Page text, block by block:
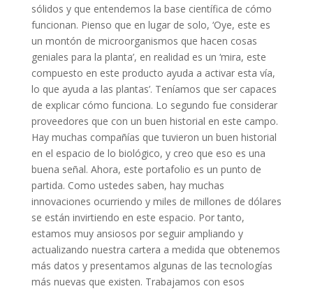
sólidos y que entendemos la base científica de cómo
funcionan. Pienso que en lugar de solo, ‘Oye, este es
un montón de microorganismos que hacen cosas
geniales para la planta’, en realidad es un ‘mira, este
compuesto en este producto ayuda a activar esta vía,
lo que ayuda a las plantas’. Teníamos que ser capaces
de explicar cómo funciona. Lo segundo fue considerar
proveedores que con un buen historial en este campo.
Hay muchas compañías que tuvieron un buen historial
en el espacio de lo biológico, y creo que eso es una
buena señal. Ahora, este portafolio es un punto de
partida. Como ustedes saben, hay muchas
innovaciones ocurriendo y miles de millones de dólares
se están invirtiendo en este espacio. Por tanto,
estamos muy ansiosos por seguir ampliando y
actualizando nuestra cartera a medida que obtenemos
más datos y presentamos algunas de las tecnologías
más nuevas que existen. Trabajamos con esos